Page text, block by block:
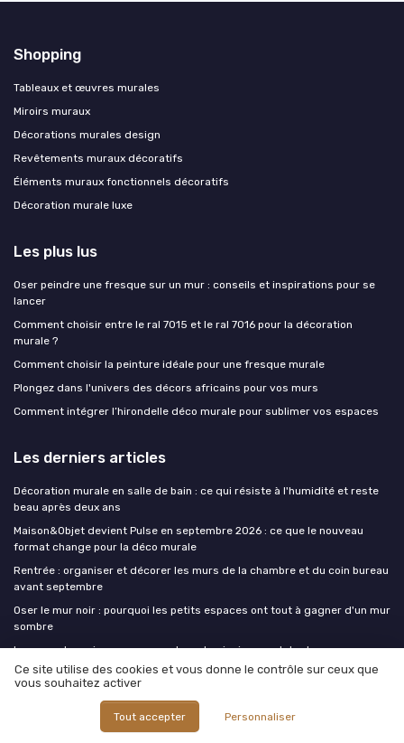
Shopping
Tableaux et œuvres murales
Miroirs muraux
Décorations murales design
Revêtements muraux décoratifs
Éléments muraux fonctionnels décoratifs
Décoration murale luxe
Les plus lus
Oser peindre une fresque sur un mur : conseils et inspirations pour se
lancer
Comment choisir entre le ral 7015 et le ral 7016 pour la décoration
murale ?
Comment choisir la peinture idéale pour une fresque murale
Plongez dans l'univers des décors africains pour vos murs
Comment intégrer l’hirondelle déco murale pour sublimer vos espaces
Les derniers articles
Décoration murale en salle de bain : ce qui résiste à l'humidité et reste
beau après deux ans
Maison&Objet devient Pulse en septembre 2026 : ce que le nouveau
format change pour la déco murale
Rentrée : organiser et décorer les murs de la chambre et du coin bureau
avant septembre
Oser le mur noir : pourquoi les petits espaces ont tout à gagner d'un mur
sombre
Lampes champignon : comment ces luminaires sculptent une
décoration murale thématique
La decoration murale
Ce site utilise des cookies et vous donne le contrôle sur ceux que
vous souhaitez activer
Tout accepter Personnaliser